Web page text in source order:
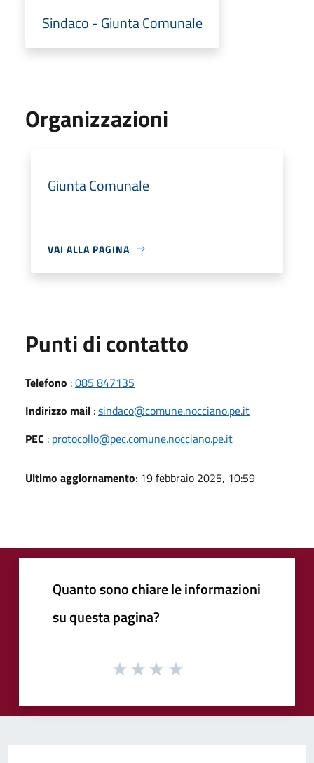
Sindaco - Giunta Comunale
Organizzazioni
Giunta Comunale
VAI ALLA PAGINA
Punti di contatto
Telefono :085 847135
Indirizzo mail :sindaco@comune.nocciano.pe.it
PEC : protocollo@pec.comune.nocciano.pe.it
Ultimo aggiornamento: 19 febbraio 2025, 10:59
Quanto sono chiare le informazioni
su questa pagina?